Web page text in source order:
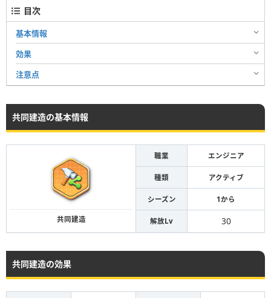
目次
基本情報
効果
注意点
共同建造の基本情報
共同建造
職業 エンジニア
種類 アクティブ
シーズン 1から
解放Lv 30
共同建造の効果